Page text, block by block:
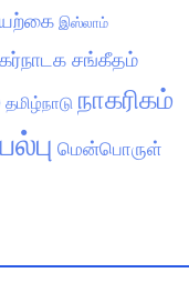
இஸ்லாம்
கர்நாடக சங்கீதம்
தமிழ்நாடு நாகரிகம்
மென்பொருள்